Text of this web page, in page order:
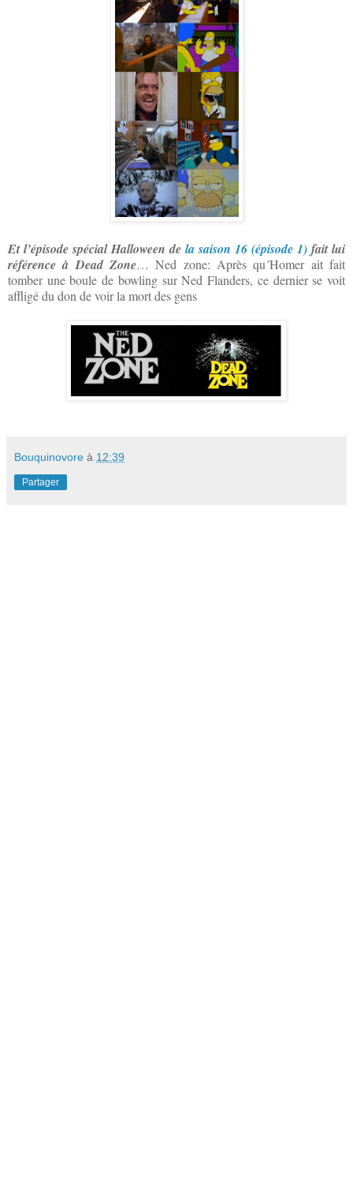
Et l’épisode spécial Halloween de la saison 16 (épisode 1) fait lui
référence à Dead Zone… Ned zone: Après qu´Homer ait fait
tomber une boule de bowling sur Ned Flanders, ce dernier se voit
affligé du don de voir la mort des gens
Bouquinovore à 12:39
Partager